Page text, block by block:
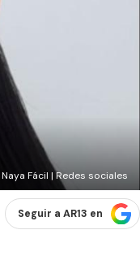
Naya Fácil | Redes sociales
Seguir a AR13 en